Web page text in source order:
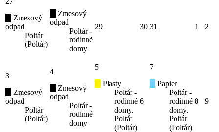
Zmesový
odpad
Poltár
(Poltár)
Zmesový
odpad
Poltár -
rodinné
domy
29 30 31 1 2
3
Zmesový
odpad
Poltár
(Poltár)
4
Zmesový
odpad
Poltár -
rodinné
domy
5
Plasty
Poltár -
rodinné
domy,
Poltár
(Poltár)
6
7
Papier
Poltár -
rodinné
domy,
Poltár
(Poltár)
8 9